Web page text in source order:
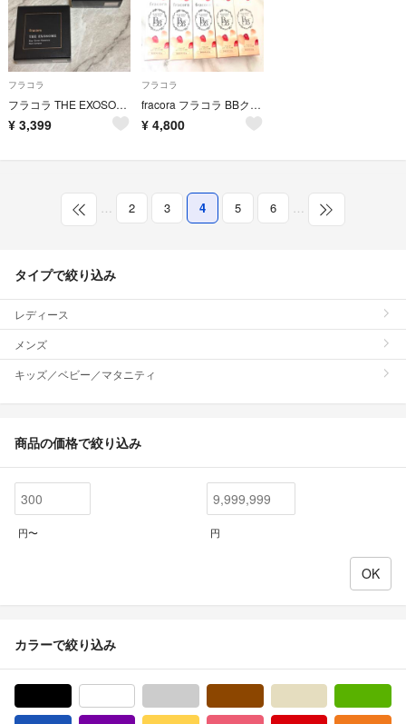
フラコラ
フラコラ THE EXOSOME デイカバーエッセンス メッシュコンパクト
¥ 3,399
フラコラ
fracora フラコラ BBクリーム ライトベージュ 5個セット
¥ 4,800
… 2 3 4 5 6 …
タイプで絞り込み
レディース
メンズ
キッズ／ベビー／マタニティ
商品の価格で絞り込み
円〜 円
カラーで絞り込み